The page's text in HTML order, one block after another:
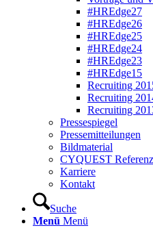
#HREdge27
#HREdge26
#HREdge25
#HREdge24
#HREdge23
#HREdge15
Recruiting
Recruiting
Recruiting
Pressespiegel
Pressemitteilungen
Bildmaterial
CYQUEST
Karriere
Kontakt
Suche
Menü Menü